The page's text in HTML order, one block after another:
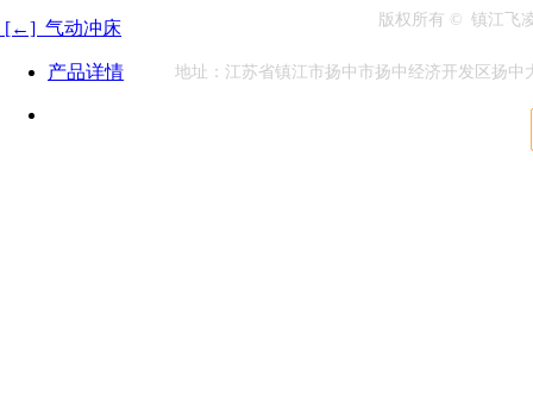
[←] 气动冲床
产品详情
版权所有 © 镇江飞
地址：江苏省镇江市扬中市扬中经济开发区扬